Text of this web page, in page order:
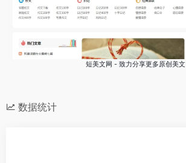
短美文网 - 致力分享更多原创美文
数据统计